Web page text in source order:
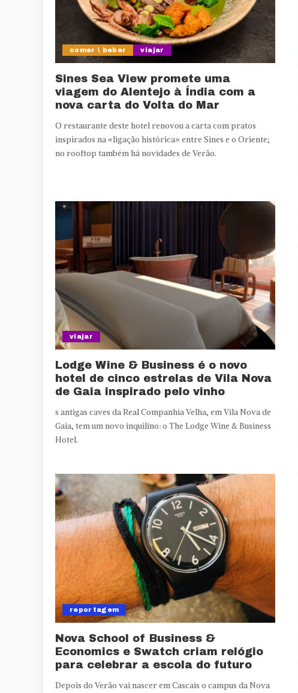
comer \ beber viajar
Sines Sea View promete uma
viagem do Alentejo à Índia com a
nova carta do Volta do Mar
O restaurante deste hotel renovou a carta com pratos
inspirados na «ligação histórica» entre Sines e o Oriente;
no rooftop também há novidades de Verão.
viajar
Lodge Wine & Business é o novo
hotel de cinco estrelas de Vila Nova
de Gaia inspirado pelo vinho
s antigas caves da Real Companhia Velha, em Vila Nova de
Gaia, tem um novo inquilino: o The Lodge Wine & Business
Hotel.
reportagem
Nova School of Business &
Economics e Swatch criam relógio
para celebrar a escola do futuro
Depois do Verão vai nascer em Cascais o campus da Nova